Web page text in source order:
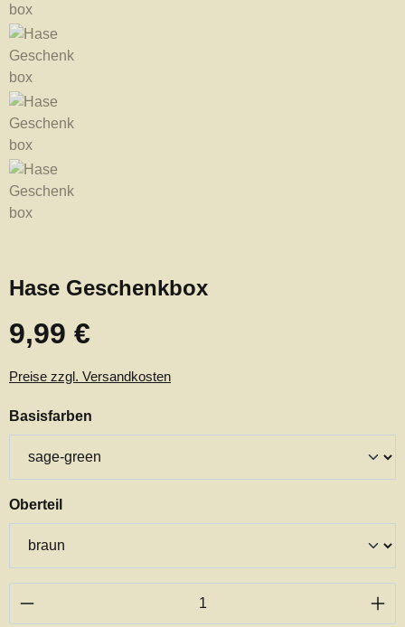
Hase Geschenkbox
Regulärer Preis:
9,99 €
Preise zzgl. Versandkosten
Basisfarben
Oberteilauswählen
Produkt Anzahl: Gib den gewünschten